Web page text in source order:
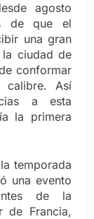
agosto
de que el
una gran
ciudad de
conformar
calibre. Así
a esta
la primera
temporada
una evento
de la
de Francia,